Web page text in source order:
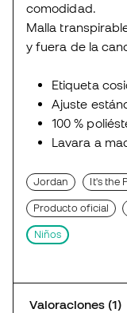
comodidad.
Malla
y fuera de la
Etiqueta
Ajuste
100 %
Lavara a
Jordan It's the
Producto oficial
Niños
Valoraciones (1)